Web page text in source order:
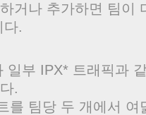
거나 추가하면 팀이
다.
일부 IPX* 트래픽과
.
를 팀당 두 개에서 여